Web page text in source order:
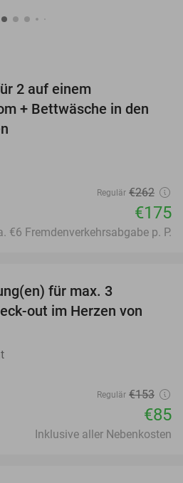
2 auf einem
+ Bettwäsche in den
Regulär €262
€175
€6 Fremdenverkehrsabgabe p. P.
für max. 3
out im Herzen von
Regulär €153
€85
Inklusive aller Nebenkosten